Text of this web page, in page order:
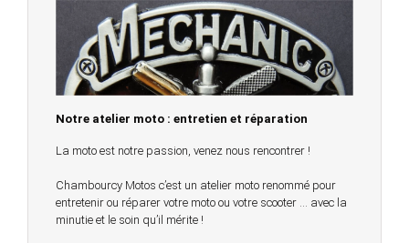
Notre atelier moto : entretien et réparation
La moto est notre passion, venez nous rencontrer !
Chambourcy Motos c’est un atelier moto renommé pour
entretenir ou réparer votre moto ou votre scooter … avec la
minutie et le soin qu’il mérite !